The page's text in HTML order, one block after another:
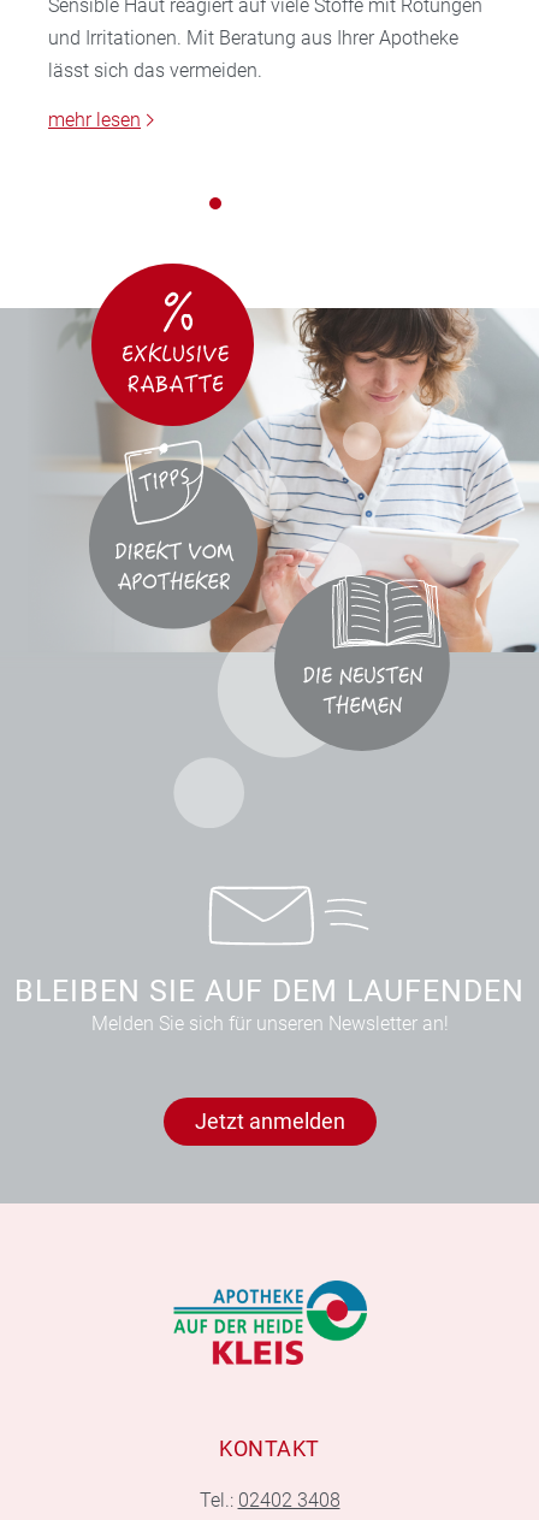
Sensible Haut reagiert auf viele Stoffe mit Rötungen
und Irritationen. Mit Beratung aus Ihrer Apotheke
lässt sich das vermeiden.
mehr lesen
BLEIBEN SIE AUF DEM LAUFENDEN
Melden Sie sich für unseren Newsletter an!
Jetzt anmelden
KONTAKT
Tel.: 02402 3408